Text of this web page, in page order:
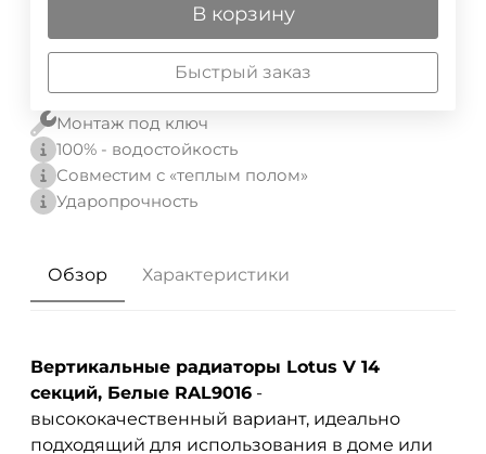
В корзину
Быстрый заказ
Монтаж под ключ
100% - водостойкость
Совместим с «теплым полом»
Ударопрочность
Обзор Характеристики
Вертикальные радиаторы Lotus V 14
секций, Белые RAL9016 -
высококачественный вариант, идеально
подходящий для использования в доме или